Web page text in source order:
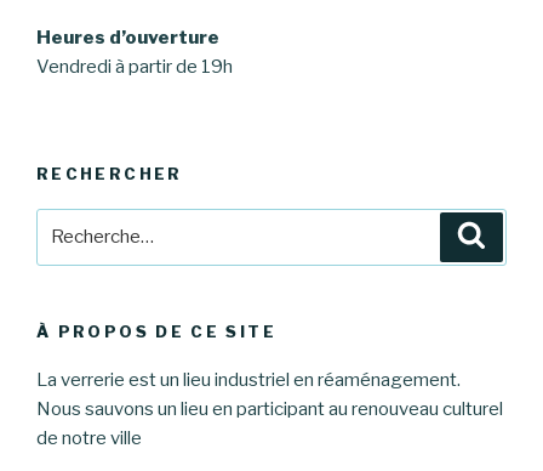
Heures d’ouverture
Vendredi à partir de 19h
RECHERCHER
À PROPOS DE CE SITE
La verrerie est un lieu industriel en réaménagement.
Nous sauvons un lieu en participant au renouveau culturel
de notre ville